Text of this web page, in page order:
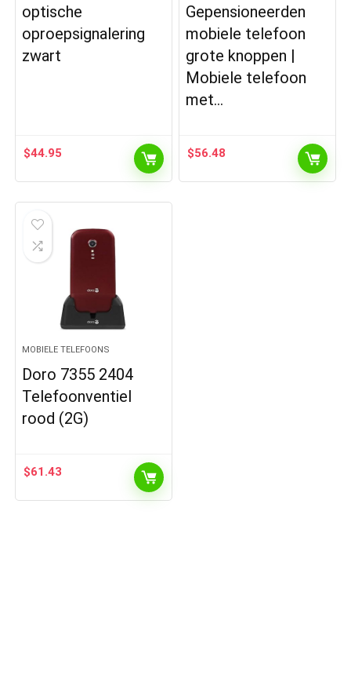
optische
oproepsignalering
zwart
$44.95
Gepensioneerden
mobiele telefoon
grote knoppen |
Mobiele telefoon
met…
$56.48
MOBIELE TELEFOONS
Doro 7355 2404
Telefoonventiel
rood (2G)
$61.43